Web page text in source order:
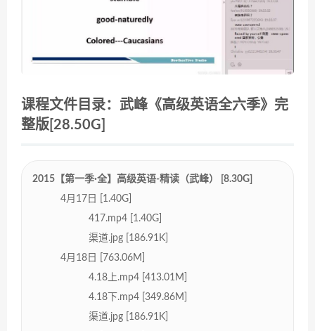
课程文件目录：武峰《高级英语全六季》完
整版[28.50G]
2015【第一季·全】高级英语-精读（武峰） [8.30G]
4月17日 [1.40G]
417.mp4 [1.40G]
渠道.jpg [186.91K]
4月18日 [763.06M]
4.18上.mp4 [413.01M]
4.18下.mp4 [349.86M]
渠道.jpg [186.91K]